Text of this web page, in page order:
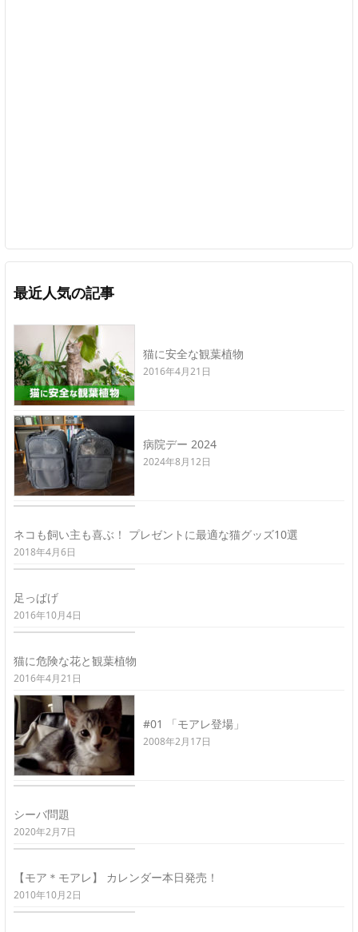
最近人気の記事
猫に安全な観葉植物
2016年4月21日
病院デー 2024
2024年8月12日
ネコも飼い主も喜ぶ！ プレゼントに最適な猫グッズ10選
2018年4月6日
足っぱげ
2016年10月4日
猫に危険な花と観葉植物
2016年4月21日
#01 「モアレ登場」
2008年2月17日
シーバ問題
2020年2月7日
【モア＊モアレ】 カレンダー本日発売！
2010年10月2日